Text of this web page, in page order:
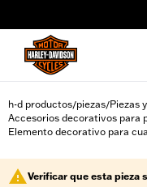
h-d productos/piezas/Piezas
Accesorios decorativos para
Elemento decorativo para
Verificar que esta pieza